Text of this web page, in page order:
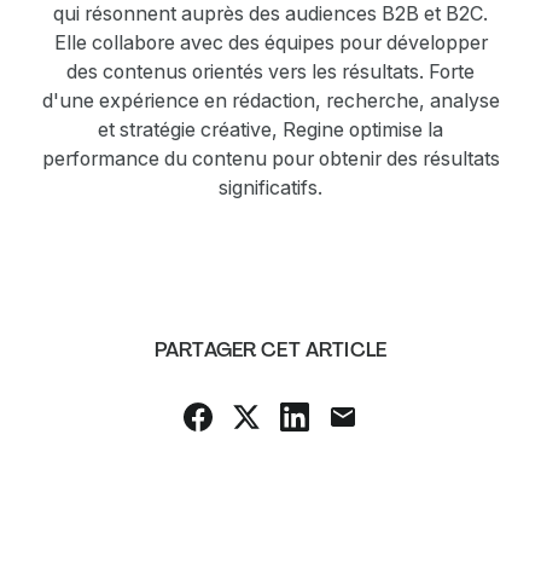
qui résonnent auprès des audiences B2B et B2C.
Elle collabore avec des équipes pour développer
des contenus orientés vers les résultats. Forte
d'une expérience en rédaction, recherche, analyse
et stratégie créative, Regine optimise la
performance du contenu pour obtenir des résultats
significatifs.
PARTAGER CET ARTICLE